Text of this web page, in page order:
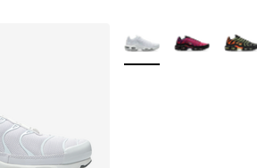
Plus de couleurs